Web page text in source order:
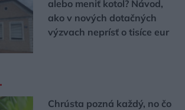
alebo meniť kotol? Návod,
ako v nových dotačných
výzvach neprísť o tisíce eur
Chrústa pozná každý, no čo